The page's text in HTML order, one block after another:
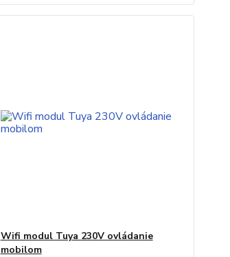
Wifi modul Tuya 230V ovládanie
mobilom